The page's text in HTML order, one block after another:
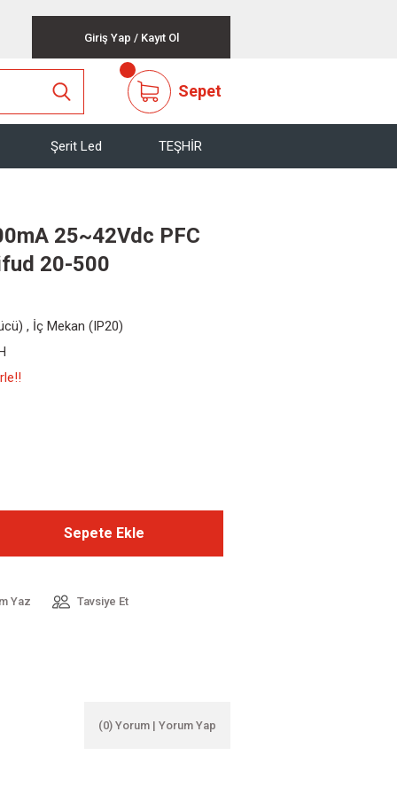
Giriş Yap / Kayıt Ol
Sepet
Şerit Led TEŞHİR
25~42Vdc PFC
20-500
, İç Mekan (IP20)
Sepete Ekle
Yaz Tavsiye Et
(0) Yorum | Yorum Yap